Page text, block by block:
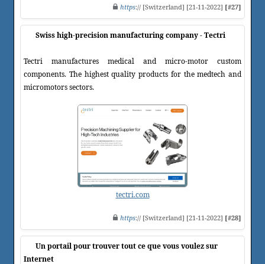
https:// [Switzerland] [21-11-2022] [#27]
Swiss high-precision manufacturing company - Tectri
Tectri manufactures medical and micro-motor custom
components. The highest quality products for the medtech and
micromotors sectors.
tectri.com
https:// [Switzerland] [21-11-2022] [#28]
Un portail pour trouver tout ce que vous voulez sur
Internet